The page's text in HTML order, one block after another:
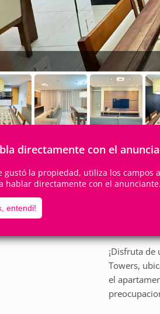
directamente con el
gustó la propiedad, utiliza los campos
hablar directamente con el anunciante.
entendi!
2 Personas 1
0
¡Disfruta
Towers,
el